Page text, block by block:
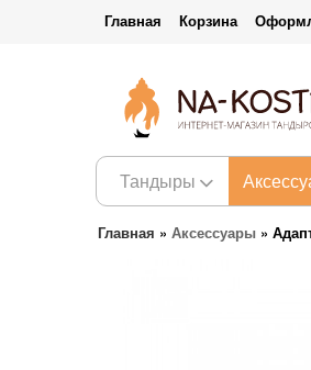
Главная Корзина
Тандыры
Главная » Аксессуары »